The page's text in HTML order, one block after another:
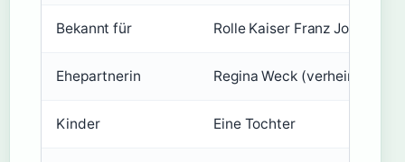
Bekannt für Rolle Kaiser Franz Joseph in
Ehepartnerin Regina Weck (verheiratet,
Kinder Eine Tochter